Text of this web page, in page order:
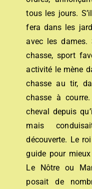
tous les jours.
fera dans les
avec les dames.
chasse, sport
activité le mène
chasse au tir,
chasse à
cheval depuis
mais
découverte. Le
guide pour
Le Nôtre ou
posait de